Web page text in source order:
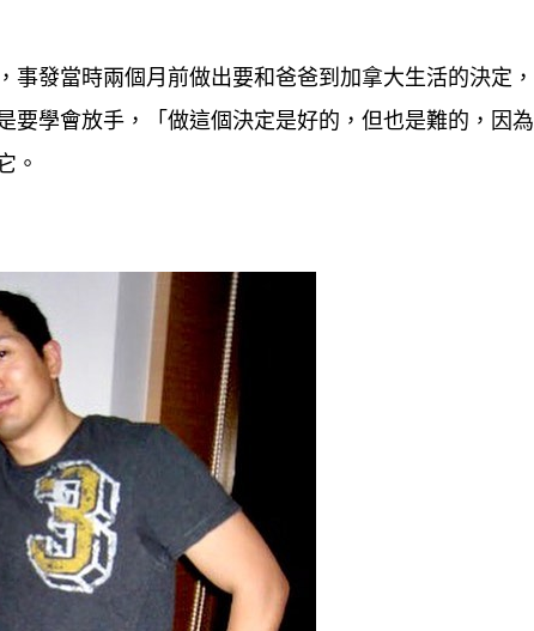
發當時兩個月前做出要和爸爸到加拿大生活的決定，
要學會放手，「做這個決定是好的，但也是難的，因為
。